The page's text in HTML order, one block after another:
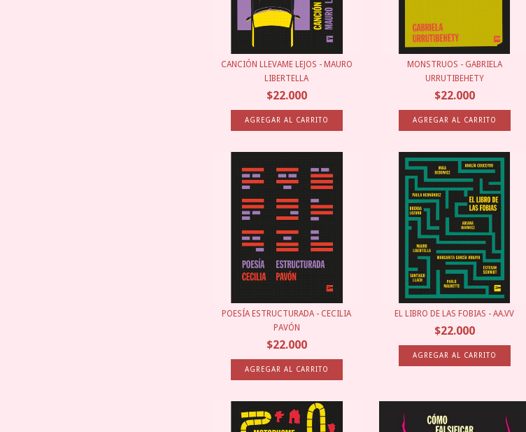
CANCIÓN LLEVAME LEJOS - MAURO
LIBERTELLA
$22.000
MONSTRUOS - GABRIELA
URRUTIBEHETY
$22.000
POESÍA ESTRUCTURADA - CECILIA
PAVÓN
$22.000
EL LIBRO DE LAS FOBIAS - AA.VV
$22.000